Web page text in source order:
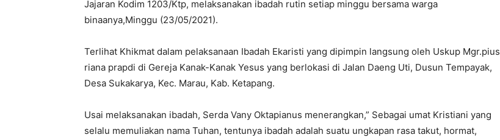
Jajaran Kodim 1203/Ktp, melaksanakan ibadah rutin setiap minggu bersama warga
binaanya,Minggu (23/05/2021).
Terlihat Khikmat dalam pelaksanaan Ibadah Ekaristi yang dipimpin langsung oleh Uskup Mgr.pius
riana prapdi di Gereja Kanak-Kanak Yesus yang berlokasi di Jalan Daeng Uti, Dusun Tempayak,
Desa Sukakarya, Kec. Marau, Kab. Ketapang.
Usai melaksanakan ibadah, Serda Vany Oktapianus menerangkan,” Sebagai umat Kristiani yang
selalu memuliakan nama Tuhan, tentunya ibadah adalah suatu ungkapan rasa takut, hormat,